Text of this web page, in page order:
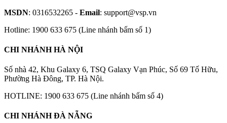
MSDN: 0316532265 - Email: support@vsp.vn
Hotline: 1900 633 675 (Line nhánh bấm số 1)
CHI NHÁNH HÀ NỘI
Số nhà 42, Khu Galaxy 6, TSQ Galaxy Vạn Phúc, Số 69 Tố Hữu,
Phường Hà Đông, TP. Hà Nội.
HOTLINE: 1900 633 675 (Line nhánh bấm số 4)
CHI NHÁNH ĐÀ NẴNG